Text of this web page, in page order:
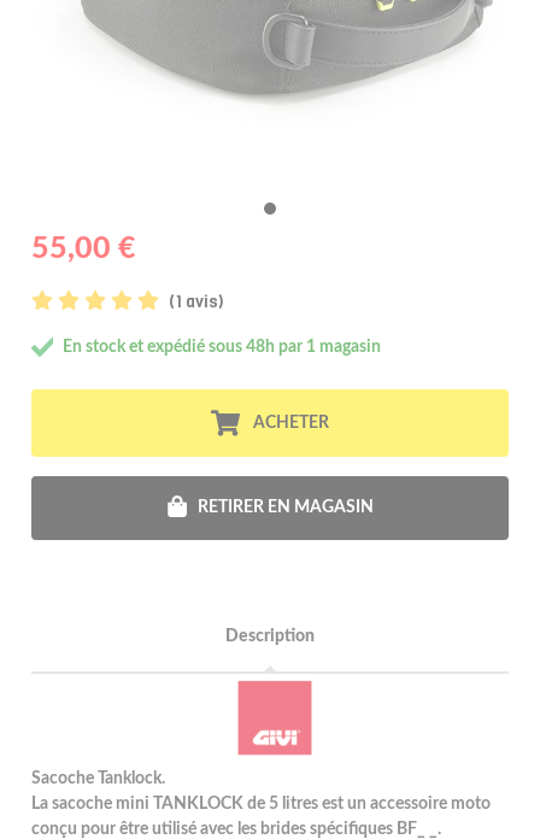
55,00 €
(1 avis)
En stock et expédié sous 48h par 1 magasin
ACHETER
RETIRER EN MAGASIN
Description
Sacoche Tanklock.
La sacoche mini TANKLOCK de 5 litres est un accessoire moto
conçu pour être utilisé avec les brides spécifiques BF_ _.